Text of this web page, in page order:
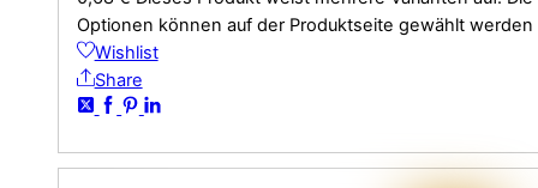
Optionen können auf der Produktseite gewählt werden
Wishlist
Share